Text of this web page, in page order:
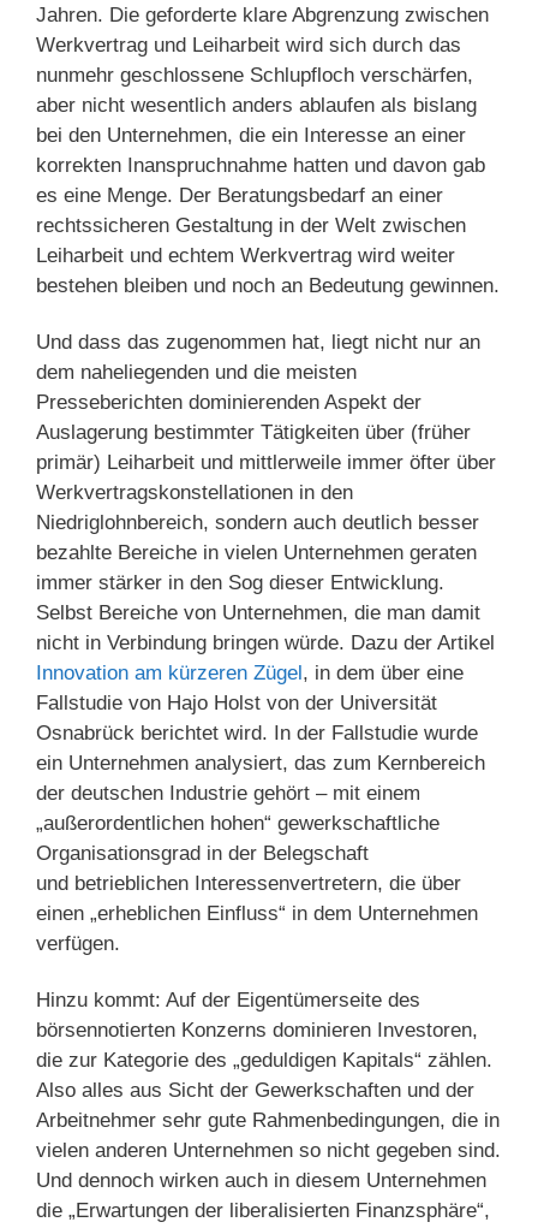
Jahren. Die geforderte klare Abgrenzung zwischen
Werkvertrag und Leiharbeit wird sich durch das
nunmehr geschlossene Schlupfloch verschärfen,
aber nicht wesentlich anders ablaufen als bislang
bei den Unternehmen, die ein Interesse an einer
korrekten Inanspruchnahme hatten und davon gab
es eine Menge. Der Beratungsbedarf an einer
rechtssicheren Gestaltung in der Welt zwischen
Leiharbeit und echtem Werkvertrag wird weiter
bestehen bleiben und noch an Bedeutung gewinnen.
Und dass das zugenommen hat, liegt nicht nur an
dem naheliegenden und die meisten
Presseberichten dominierenden Aspekt der
Auslagerung bestimmter Tätigkeiten über (früher
primär) Leiharbeit und mittlerweile immer öfter über
Werkvertragskonstellationen in den
Niedriglohnbereich, sondern auch deutlich besser
bezahlte Bereiche in vielen Unternehmen geraten
immer stärker in den Sog dieser Entwicklung.
Selbst Bereiche von Unternehmen, die man damit
nicht in Verbindung bringen würde. Dazu der Artikel
Innovation am kürzeren Zügel , in dem über eine
Fallstudie von Hajo Holst von der Universität
Osnabrück berichtet wird. In der Fallstudie wurde
ein Unternehmen analysiert, das zum Kernbereich
der deutschen Industrie gehört – mit einem
„außerordentlichen hohen“ gewerkschaftliche
Organisationsgrad in der Belegschaft
und betrieblichen Interessenvertretern, die über
einen „erheblichen Einfluss“ in dem Unternehmen
verfügen.
Hinzu kommt: Auf der Eigentümerseite des
börsennotierten Konzerns dominieren Investoren,
die zur Kategorie des „geduldigen Kapitals“ zählen.
Also alles aus Sicht der Gewerkschaften und der
Arbeitnehmer sehr gute Rahmenbedingungen, die in
vielen anderen Unternehmen so nicht gegeben sind.
Und dennoch wirken auch in diesem Unternehmen
die „Erwartungen der liberalisierten Finanzsphäre“,